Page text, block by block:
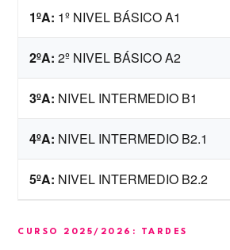
1ºA: 1º NIVEL BÁSICO A1
2ºA: 2º NIVEL BÁSICO A2
3ºA: NIVEL INTERMEDIO B1
4ºA: NIVEL INTERMEDIO B2.1
5ºA: NIVEL INTERMEDIO B2.2
CURSO 2025/2026: TARDES